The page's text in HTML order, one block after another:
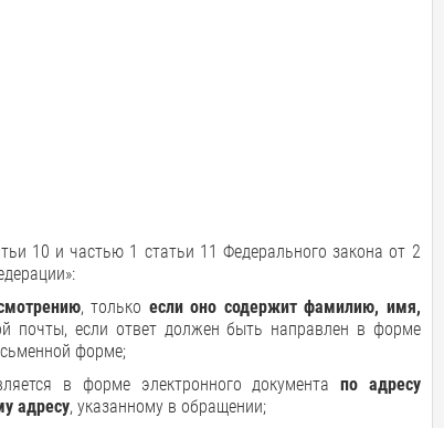
10 и частью 1 статьи 11 Федерального закона от 2
, только если оно содержит фамилию, имя,
почты, если ответ должен быть направлен в форме
форме;
в форме электронного документа по адресу
адресу, указанному в обращении;